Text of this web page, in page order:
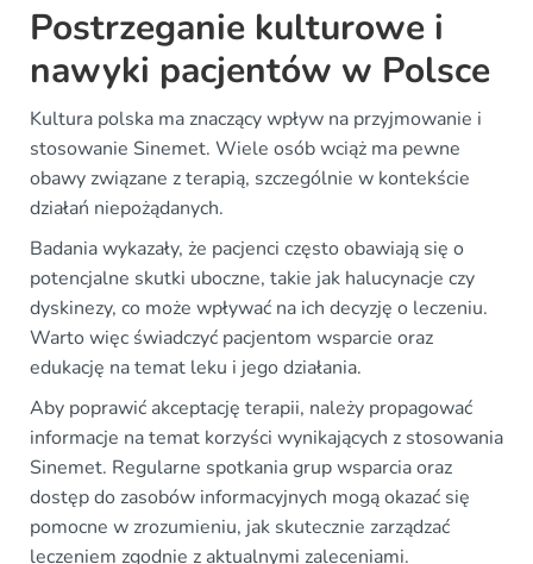
Postrzeganie kulturowe i
nawyki pacjentów w Polsce
Kultura polska ma znaczący wpływ na przyjmowanie i
stosowanie Sinemet. Wiele osób wciąż ma pewne
obawy związane z terapią, szczególnie w kontekście
działań niepożądanych.
Badania wykazały, że pacjenci często obawiają się o
potencjalne skutki uboczne, takie jak halucynacje czy
dyskinezy, co może wpływać na ich decyzję o leczeniu.
Warto więc świadczyć pacjentom wsparcie oraz
edukację na temat leku i jego działania.
Aby poprawić akceptację terapii, należy propagować
informacje na temat korzyści wynikających z stosowania
Sinemet. Regularne spotkania grup wsparcia oraz
dostęp do zasobów informacyjnych mogą okazać się
pomocne w zrozumieniu, jak skutecznie zarządzać
leczeniem zgodnie z aktualnymi zaleceniami.